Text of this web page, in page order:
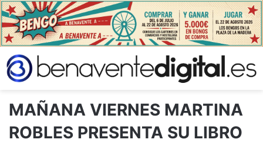
MAÑANA VIERNES MARTINA
ROBLES PRESENTA SU LIBRO